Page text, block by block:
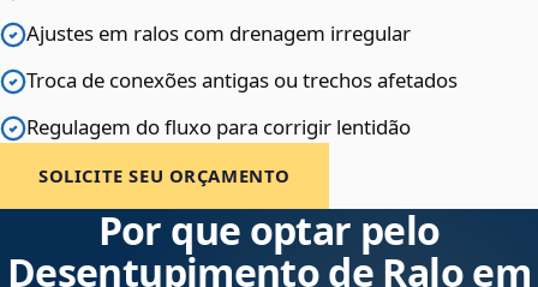
Ajustes em ralos com drenagem irregular
Troca de conexões antigas ou trechos afetados
Regulagem do fluxo para corrigir lentidão
SOLICITE SEU ORÇAMENTO
Por que optar pelo
Desentupimento de Ralo em